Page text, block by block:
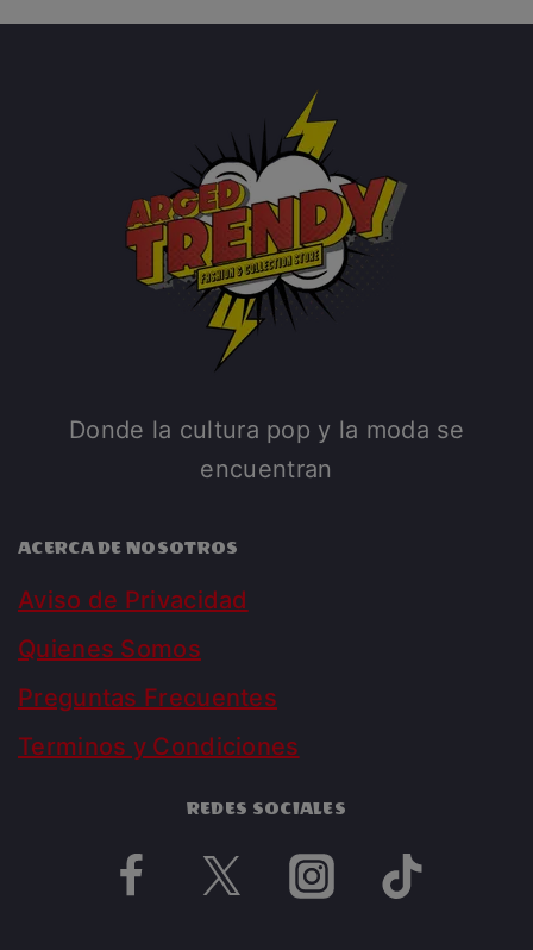
Donde la cultura pop y la moda se
encuentran
ACERCA DE NOSOTROS
Aviso de Privacidad
Quienes Somos
Preguntas Frecuentes
Terminos y Condiciones
REDES SOCIALES